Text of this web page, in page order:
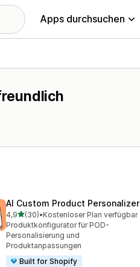
Apps durchsuchen
AI Custom Product Personalizer
4,9von 5 Sternen
(30)
30 Rezensionen insgesamt
•Kostenloser Plan verfügbar
Produktkonfigurator für POD-
Personalisierung und
Produktanpassungen
Built for Shopify